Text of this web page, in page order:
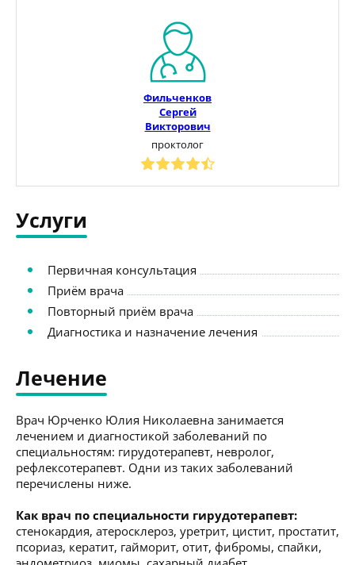
Фильченков
Сергей
Викторович
проктолог
Услуги
Первичная консультация
Приём врача
Повторный приём врача
Диагностика и назначение лечения
Лечение
Врач Юрченко Юлия Николаевна занимается
лечением и диагностикой заболеваний по
специальностям: гирудотерапевт, невролог,
рефлексотерапевт. Одни из таких заболеваний
перечислены ниже.
Как врач по специальности гирудотерапевт:
стенокардия, атеросклероз, уретрит, цистит, простатит,
псориаз, кератит, гайморит, отит, фибромы, спайки,